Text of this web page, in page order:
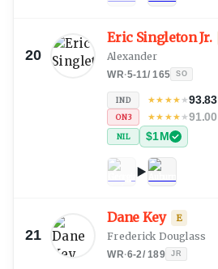
20
Eric Singleton Jr.
Alexander
WR·5-11/ 165 SO
IND ★★ ★★★93.83
ON3 ★★ ★★★91.00
NIL $1M
21
Dane Key E
Frederick Douglass
WR·6-2/ 189 JR